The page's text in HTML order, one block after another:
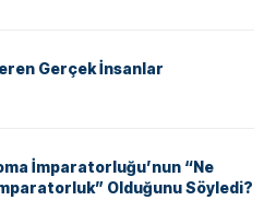
Gerçek İnsanlar
İmparatorluğu’nun “Ne
Olduğunu Söyledi?